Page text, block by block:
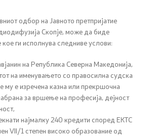
одбор на Јавното претпријатие
Скопје, може да биде
кое ги исполнува следниве услови:
на Република Северна Македонија,
на именувањето со правосилна судска
му е изречена казна или прекршочна
за вршење на професија, дејност
,
најмалку 240 кредити според ЕКТС
VII/1 степен високо образование од